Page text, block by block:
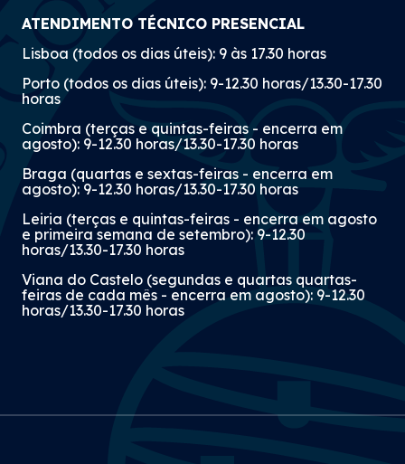
ATENDIMENTO TÉCNICO PRESENCIAL
Lisboa (todos os dias úteis): 9 às 17.30 horas
Porto (todos os dias úteis): 9-12.30 horas/13.30-17.30
horas
Coimbra (terças e quintas-feiras - encerra em
agosto): 9-12.30 horas/13.30-17.30 horas
Braga (quartas e sextas-feiras - encerra em
agosto): 9-12.30 horas/13.30-17.30 horas
Leiria (terças e quintas-feiras - encerra em agosto
e primeira semana de setembro): 9-12.30
horas/13.30-17.30 horas
Viana do Castelo (segundas e quartas quartas-
feiras de cada mês - encerra em agosto): 9-12.30
horas/13.30-17.30 horas